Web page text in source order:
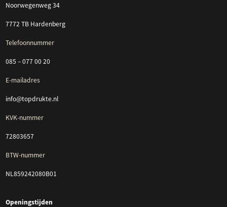
Noorwegenweg 34
7772 TB Hardenberg
Telefoonnummer
085 – 077 00 20
E-mailadres
info@topdrukte.nl
KVK-nummer
72803657
BTW-nummer
NL859242080B01
Openingstijden